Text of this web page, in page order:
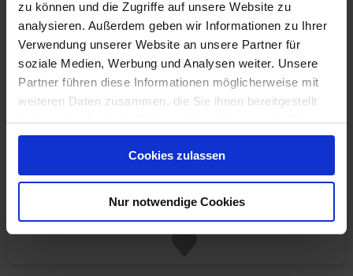
zu können und die Zugriffe auf unsere Website zu
analysieren. Außerdem geben wir Informationen zu Ihrer
Verwendung unserer Website an unsere Partner für
soziale Medien, Werbung und Analysen weiter. Unsere
Partner führen diese Informationen möglicherweise mit
weiteren Daten zusammen, die Sie ihnen bereitgestellt
haben oder die sie im Rahmen Ihrer Nutzung der Dienste
gesammelt haben.
Cookies zulassen
Nur notwendige Cookies
570 €